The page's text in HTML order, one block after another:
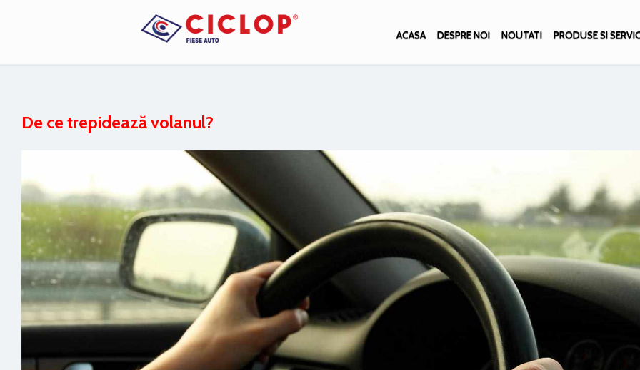
ACASA DESPRE NOI NOUTATI PRODUSE SI
De ce trepidează volanul?